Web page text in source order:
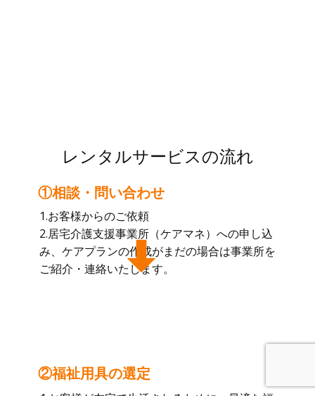
レンタルサービスの流れ
1.お客様からのご依頼
2.居宅介護支援事業所（ケアマネ）への申し込
み、ケアプランの作成がまだの場合は事業所を
ご紹介・連絡いたします。
①相談・問い合わせ
②福祉用具の選定